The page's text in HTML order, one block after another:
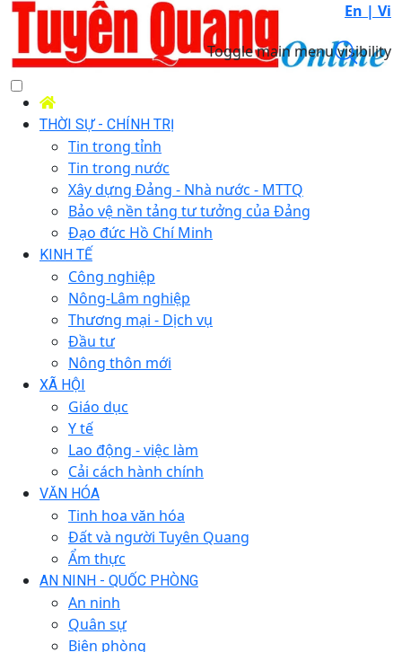
En | Vi
Toggle main menu visibility
THỜI SỰ - CHÍNH TRỊ
Tin trong tỉnh
Tin trong nước
Xây dựng Đảng - Nhà nước - MTTQ
Bảo vệ nền tảng tư tưởng của Đảng
Đạo đức Hồ Chí Minh
KINH TẾ
Công nghiệp
Nông-Lâm nghiệp
Thương mại - Dịch vụ
Đầu tư
Nông thôn mới
XÃ HỘI
Giáo dục
Y tế
Lao động - việc làm
Cải cách hành chính
VĂN HÓA
Tinh hoa văn hóa
Đất và người Tuyên Quang
Ẩm thực
AN NINH - QUỐC PHÒNG
An ninh
Quân sự
Biên phòng